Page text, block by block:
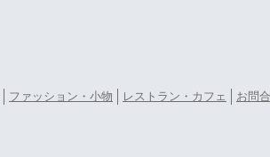
ファッション・小物 レストラン・カフェ お問